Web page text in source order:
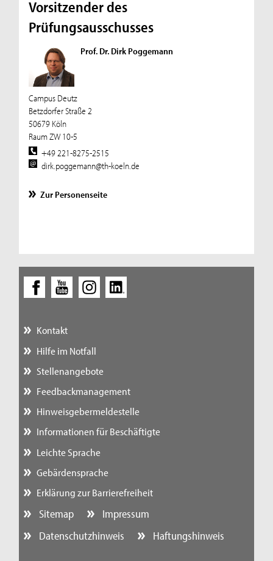
Vorsitzender des
Prüfungsausschusses
Prof. Dr. Dirk Poggemann
Campus Deutz
Betzdorfer Straße 2
50679 Köln
Raum ZW 10-5
+49 221-8275-2515
dirk.poggemann@th-koeln.de
Zur Personenseite
Kontakt
Hilfe im Notfall
Stellenangebote
Feedbackmanagement
Hinweisgebermeldestelle
Informationen für Beschäftigte
Leichte Sprache
Gebärdensprache
Erklärung zur Barrierefreiheit
Sitemap
Impressum
Datenschutzhinweis
Haftungshinweis